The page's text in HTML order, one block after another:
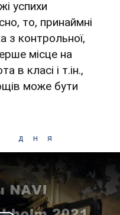
успихи
то, принаймні
з контрольної,
місце на
в класі і т.ін.,
може бути
дня